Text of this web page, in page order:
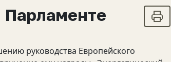
Парламенте
руководства Европейского